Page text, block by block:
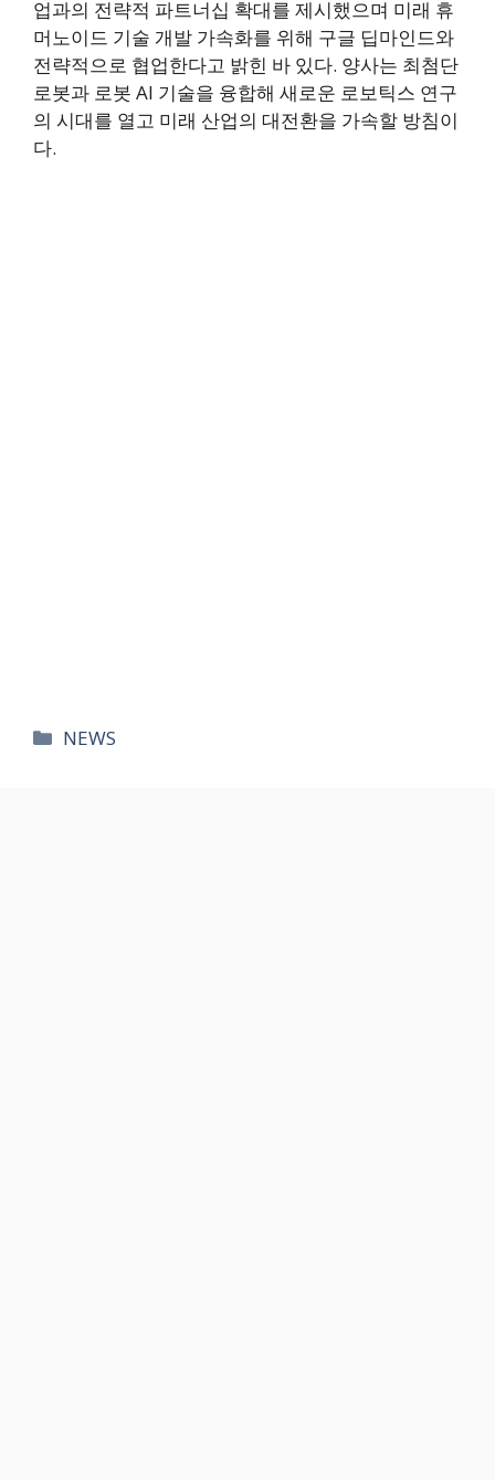
업과의 전략적 파트너십 확대를 제시했으며 미래 휴
머노이드 기술 개발 가속화를 위해 구글 딥마인드와
전략적으로 협업한다고 밝힌 바 있다. 양사는 최첨단
로봇과 로봇 AI 기술을 융합해 새로운 로보틱스 연구
의 시대를 열고 미래 산업의 대전환을 가속할 방침이
다.
카
NEWS